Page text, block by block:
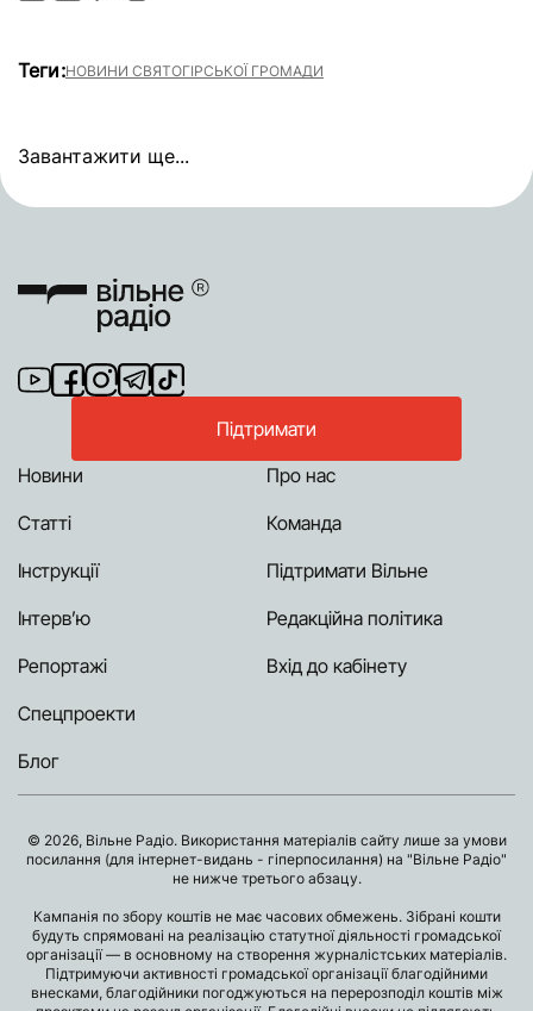
Теги:НОВИНИ СВЯТОГІРСЬКОЇ ГРОМАДИ
Завантажити ще...
Підтримати
Новини
Статті
Інструкції
Інтерв’ю
Репортажі
Спецпроекти
Блог
Про нас
Команда
Підтримати Вільне
Редакційна політика
Вхід до кабінету
© 2026, Вільне Радіо. Використання матеріалів сайту лише за умови
посилання (для інтернет-видань - гіперпосилання) на "Вільне Радіо"
не нижче третього абзацу.
Кампанія по збору коштів не має часових обмежень. Зібрані кошти
будуть спрямовані на реалізацію статутної діяльності громадської
організації — в основному на створення журналістських матеріалів.
Підтримуючи активності громадської організації благодійними
внесками, благодійники погоджуються на перерозподіл коштів між